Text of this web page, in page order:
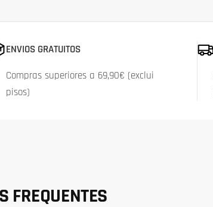
ENVIOS GRATUITOS
Compras superiores a 69,90€ (exclui
pisos)
FREQUENTES